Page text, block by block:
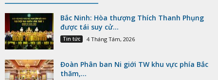
Bắc Ninh: Hòa thượng Thích Thanh Phụng
được tái suy cử...
Tin tức 4 Tháng Tám, 2026
Đoàn Phân ban Ni giới TW khu vực phía Bắc
thăm,...